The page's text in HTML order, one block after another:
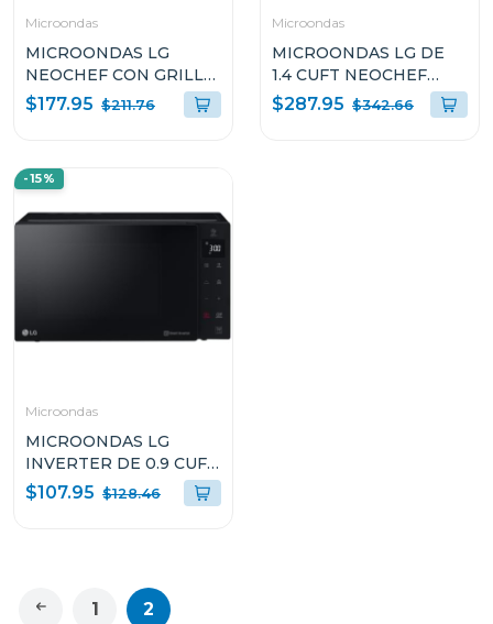
Microondas
MICROONDAS LG
NEOCHEF CON GRILL
DE 1.5p³ DE 1200W
MH1596CIR
$177.95 $211.76
Microondas
MICROONDAS LG DE
1.4 CUFT NEOCHEF
SMART INVERTER
MJ1466APR
$287.95 $342.66
-15%
Microondas
MICROONDAS LG
INVERTER DE 0.9 CUFT
NEOCHEF MS0936GIS
$107.95 $128.46
1 2